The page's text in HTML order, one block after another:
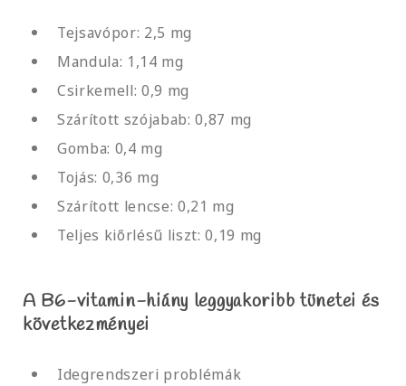
Tejsavópor: 2,5 mg
Mandula: 1,14 mg
Csirkemell: 0,9 mg
Szárított szójabab: 0,87 mg
Gomba: 0,4 mg
Tojás: 0,36 mg
Szárított lencse: 0,21 mg
Teljes kiőrlésű liszt: 0,19 mg
A B6-vitamin-hiány leggyakoribb tünetei és
következményei
Idegrendszeri problémák